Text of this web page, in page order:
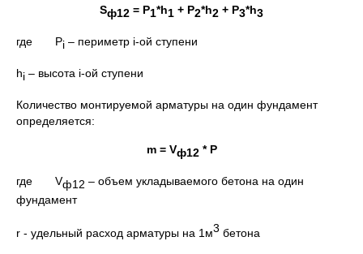
Sф12 = P1*h1 + P2*h2 + P3*h3
где Pi – периметр i-ой ступени
hi – высота i-ой ступени
Количество монтируемой арматуры на один фундамент
определяется:
m = Vф12 * P
где Vф12 – объем укладываемого бетона на один
фундамент
r - удельный расход арматуры на 1м3 бетона